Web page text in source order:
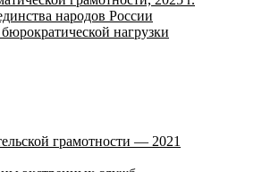
народов России
нагрузки
грамотности — 2021